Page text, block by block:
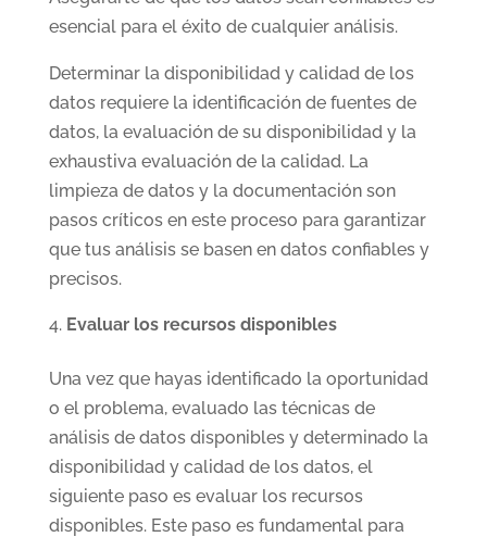
esencial para el éxito de cualquier análisis.
Determinar la disponibilidad y calidad de los
datos requiere la identificación de fuentes de
datos, la evaluación de su disponibilidad y la
exhaustiva evaluación de la calidad. La
limpieza de datos y la documentación son
pasos críticos en este proceso para garantizar
que tus análisis se basen en datos confiables y
precisos.
Evaluar los recursos disponibles
Una vez que hayas identificado la oportunidad
o el problema, evaluado las técnicas de
análisis de datos disponibles y determinado la
disponibilidad y calidad de los datos, el
siguiente paso es evaluar los recursos
disponibles. Este paso es fundamental para